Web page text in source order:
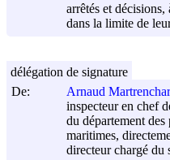
arrêtés et
dans la limite de
De:
Arnaud Martrenchar
inspecteur en chef
du département
maritimes,
directeur chargé du
délégation de signature